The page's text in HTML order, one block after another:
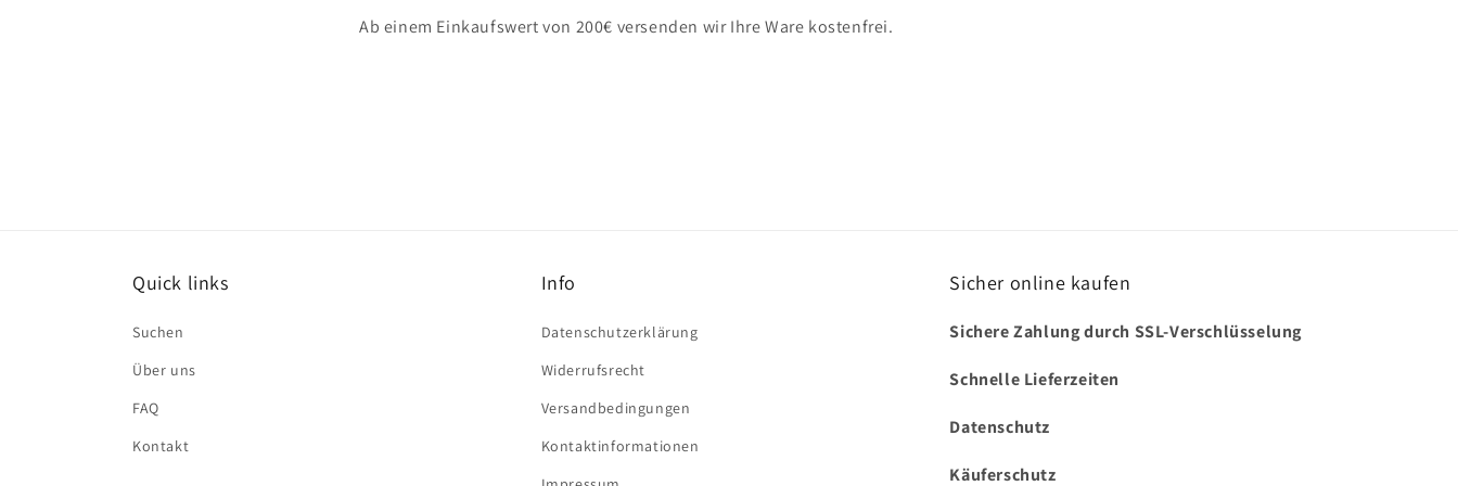
Ab einem Einkaufswert von 200€ versenden wir Ihre Ware kostenfrei.
Quick links
Suchen
Über uns
FAQ
Kontakt
Info
Datenschutzerklärung
Widerrufsrecht
Versandbedingungen
Kontaktinformationen
Sicher online kaufen
Sichere Zahlung durch SSL-Verschlüsselung
Schnelle Lieferzeiten
Datenschutz
Käuferschutz